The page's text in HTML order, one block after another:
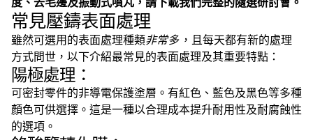
常見壓鑄表面處理
雖然可選用的表面處理種類非常多 ，且每天都有新的處理
方式問世，以下介紹最常見的表面處理及其重要特點：
陽極處理：
可密封零件的非導電保護塗層。有紅色、藍色及黑色等多種
顏色可供選擇。這是一種以合理成本提升耐用性及耐腐蝕性
的選項。